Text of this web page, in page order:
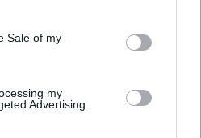
Sale of my
my
Advertising.
dagli altri perché
il più simile possibile
– 2015, NBC e